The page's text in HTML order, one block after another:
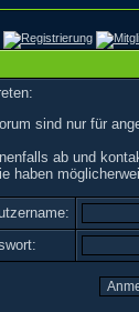
sind nur für
ab und
haben